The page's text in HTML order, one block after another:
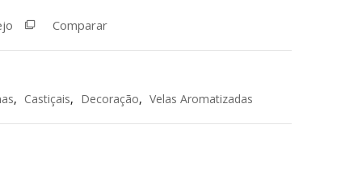
Comparar
, Castiçais, Decoração, Velas Aromatizadas